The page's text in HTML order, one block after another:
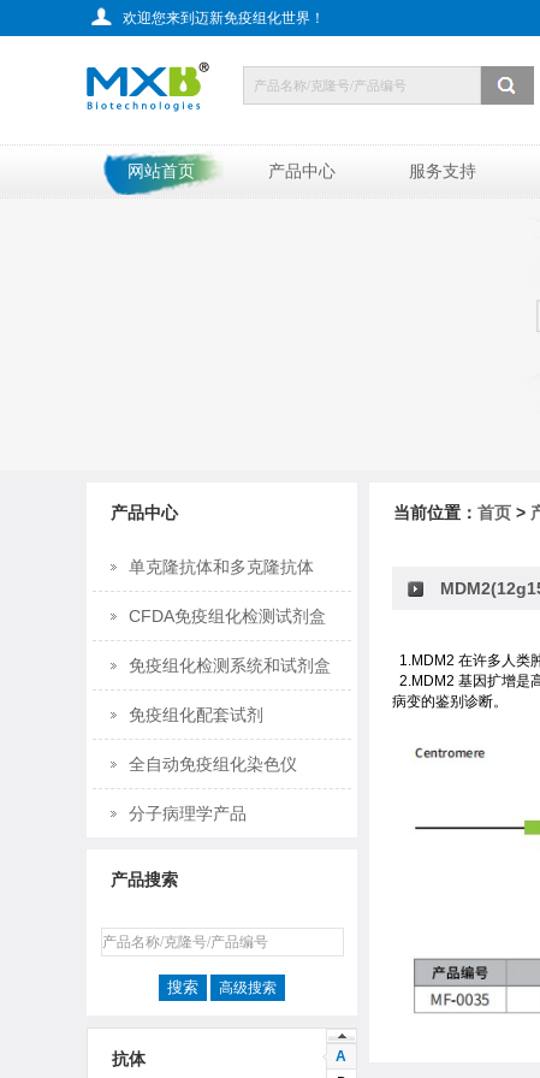
欢迎您来到迈新免疫组化世界！
网站首页 产品中心 服务支持
产品中心
单克隆抗体和多克隆抗体
CFDA免疫组化检测试剂盒
免疫组化检测系统和试剂盒
免疫组化配套试剂
全自动免疫组化染色仪
分子病理学产品
产品搜索
高级搜索
抗体
A
当前位置： 首页 >
1.MDM2 在许多人类
2.MDM2 基因扩增是
病变的鉴别诊断。